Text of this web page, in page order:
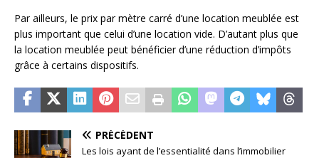
Par ailleurs, le prix par mètre carré d’une location meublée est
plus important que celui d’une location vide. D’autant plus que
la location meublée peut bénéficier d’une réduction d’impôts
grâce à certains dispositifs.
PRÉCÉDENT
Les lois ayant de l’essentialité dans l’immobilier